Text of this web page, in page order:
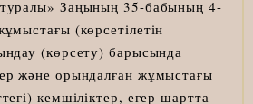
Заңының 35-бабының 4-
(көрсетілетін
(көрсету) барысында
және орындалған жұмыстағы
кемшіліктер, егер шартта